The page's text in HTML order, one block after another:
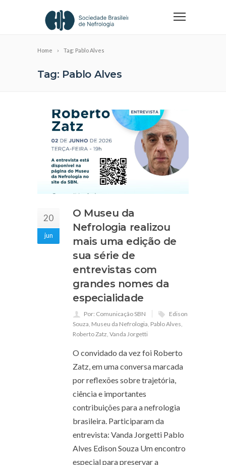
Home Tag: Pablo Alves
Tag: Pablo Alves
20
jun
O Museu da
Nefrologia realizou
mais uma edição de
sua série de
entrevistas com
grandes nomes da
especialidade
Por: Comunicação SBN
Edison
Souza Museu da Nefrologia Pablo Alves
Roberto Zatz Vanda Jorgetti
O convidado da vez foi Roberto
Zatz, em uma conversa marcada
por reflexões sobre trajetória,
ciência e importantes
contribuições para a nefrologia
brasileira. Participaram da
entrevista: Vanda Jorgetti Pablo
Alves Edison Souza Um encontro
especial para preservar a